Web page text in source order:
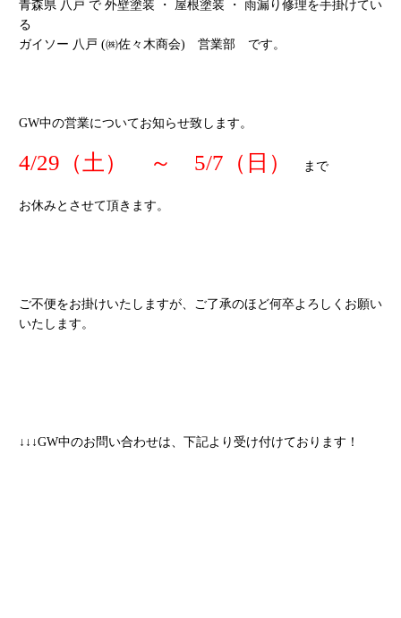
青森県 八戸 で 外壁塗装 ・ 屋根塗装 ・ 雨漏り修理を手掛けてい
る
ガイソー 八戸 (㈱佐々木商会) 営業部 です。
GW中の営業についてお知らせ致します。
4/29（土） ～ 5/7（日） まで
お休みとさせて頂きます。
ご不便をお掛けいたしますが、ご了承のほど何卒よろしくお願い
いたします。
↓↓↓GW中のお問い合わせは、下記より受け付けております！